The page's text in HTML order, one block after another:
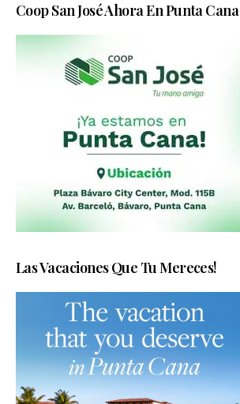
Coop San José Ahora En Punta Cana
Las Vacaciones Que Tu Mereces!